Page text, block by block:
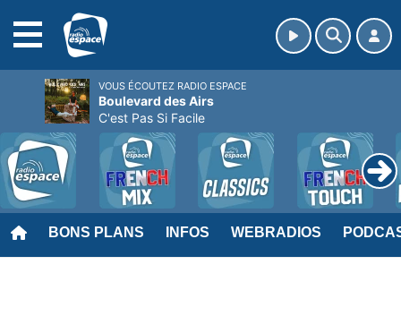
BONS PLANS INFOS WEBRADIOS
VOUS ÉCOUTEZ RADIO ESPACE
Boulevard des Airs
C'est Pas Si Facile